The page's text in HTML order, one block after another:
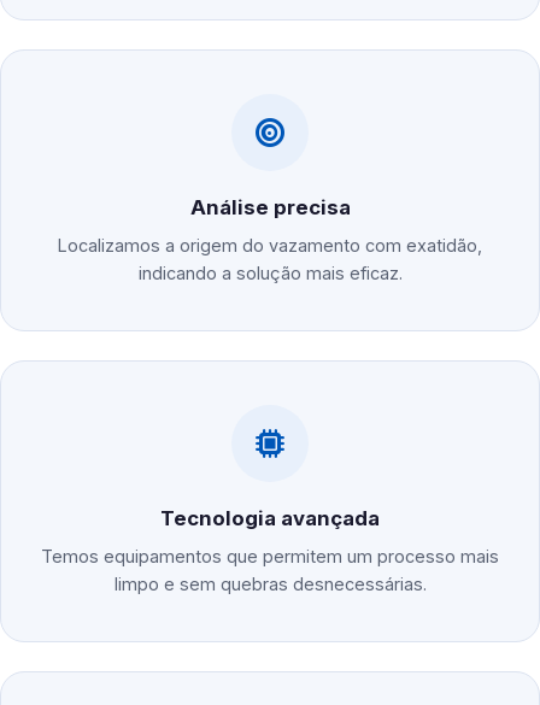
Análise precisa
Localizamos a origem do vazamento com exatidão,
indicando a solução mais eficaz.
Tecnologia avançada
Temos equipamentos que permitem um processo mais
limpo e sem quebras desnecessárias.